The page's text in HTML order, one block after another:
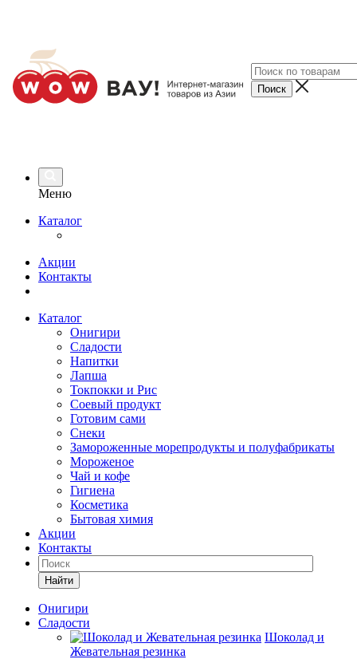
Меню
Каталог
Акции
Контакты
Каталог
Онигири
Сладости
Напитки
Лапша
Токпокки и Рис
Соевый продукт
Готовим сами
Снеки
Замороженные морепродукты и полуфабрикаты
Мороженое
Чай и кофе
Гигиена
Косметика
Бытовая химия
Акции
Контакты
Найти
Онигири
Сладости
Шоколад и
Жевательная резинка